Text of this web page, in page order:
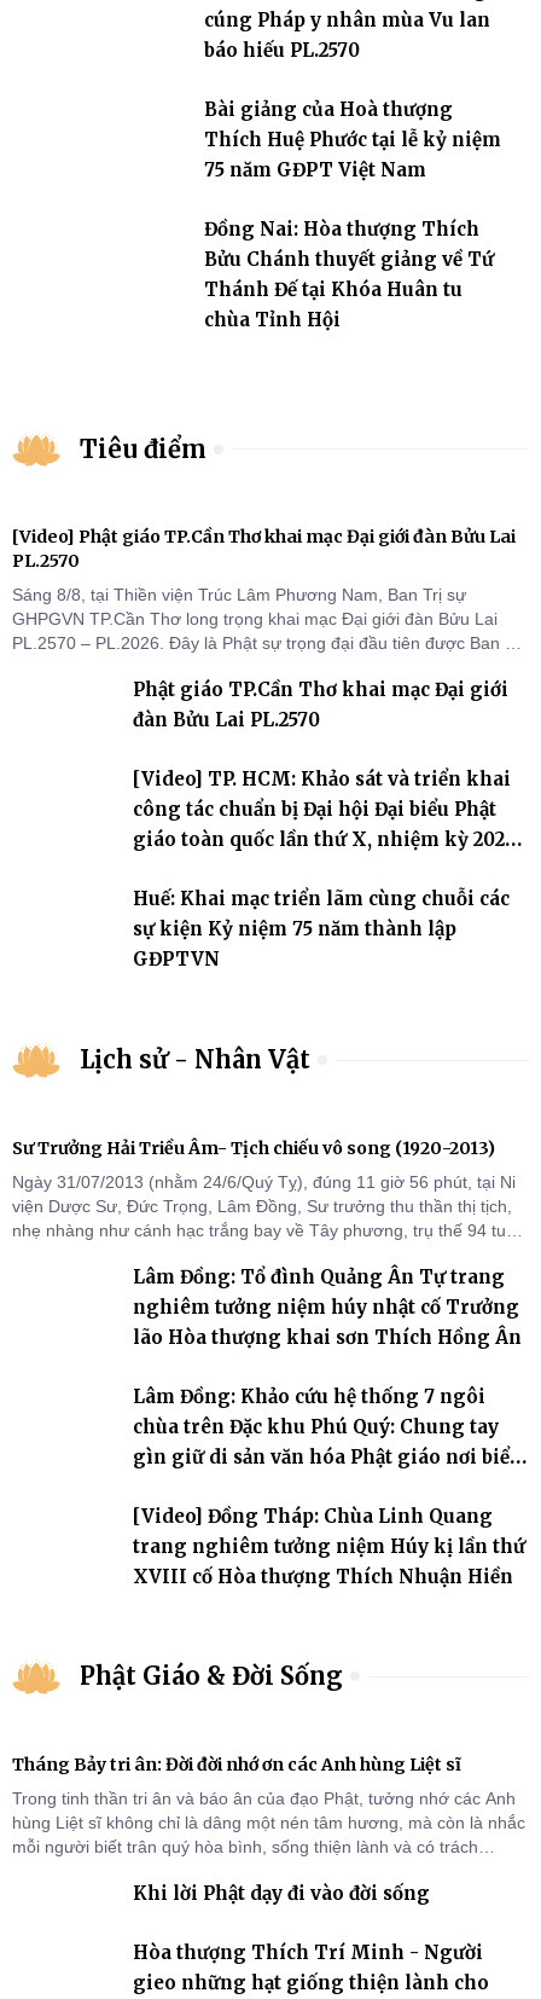
cúng Pháp y nhân mùa Vu lan
báo hiếu PL.2570
Bài giảng của Hoà thượng
Thích Huệ Phước tại lễ kỷ niệm
75 năm GĐPT Việt Nam
Đồng Nai: Hòa thượng Thích
Bửu Chánh thuyết giảng về Tứ
Thánh Đế tại Khóa Huân tu
chùa Tỉnh Hội
Tiêu điểm
[Video] Phật giáo TP.Cần Thơ khai mạc Đại giới đàn Bửu Lai
PL.2570
Sáng 8/8, tại Thiền viện Trúc Lâm Phương Nam, Ban Trị sự
GHPGVN TP.Cần Thơ long trọng khai mạc Đại giới đàn Bửu Lai
PL.2570 – PL.2026. Đây là Phật sự trọng đại đầu tiên được Ban Trị
thứ I, thể hiện sự quan tâm đối với công tác truyền giới, đào tạo
Tăng tài và tiếp nối mạng mạch Tăng-g
Phật giáo TP.Cần Thơ khai mạc Đại giới
đàn Bửu Lai PL.2570
[Video] TP. HCM: Khảo sát và triển khai
công tác chuẩn bị Đại hội Đại biểu Phật
giáo toàn quốc lần thứ X, nhiệm kỳ 2026-
Huế: Khai mạc triển lãm cùng chuỗi các
sự kiện Kỷ niệm 75 năm thành lập
GĐPTVN
Lịch sử - Nhân Vật
Sư Trưởng Hải Triều Âm- Tịch chiếu vô song (1920-2013)
Ngày 31/07/2013 (nhằm 24/6/Quý Tỵ), đúng 11 giờ 56 phút, tại Ni
viện Dược Sư, Đức Trọng, Lâm Đồng, Sư trưởng thu thần thị tịch,
nhẹ nhàng như cánh hạc trắng bay về Tây phương, trụ thế 94 tuổi
Lâm Đồng: Tổ đình Quảng Ân Tự trang
nghiêm tưởng niệm húy nhật cố Trưởng
lão Hòa thượng khai sơn Thích Hồng Ân
Lâm Đồng: Khảo cứu hệ thống 7 ngôi
chùa trên Đặc khu Phú Quý: Chung tay
gìn giữ di sản văn hóa Phật giáo nơi biển
[Video] Đồng Tháp: Chùa Linh Quang
trang nghiêm tưởng niệm Húy kị lần thứ
XVIII cố Hòa thượng Thích Nhuận Hiền
Phật Giáo & Đời Sống
Tháng Bảy tri ân: Đời đời nhớ ơn các Anh hùng Liệt sĩ
Trong tinh thần tri ân và báo ân của đạo Phật, tưởng nhớ các Anh
hùng Liệt sĩ không chỉ là dâng một nén tâm hương, mà còn là nhắc
mỗi người biết trân quý hòa bình, sống thiện lành và có trách
Khi lời Phật dạy đi vào đời sống
Hòa thượng Thích Trí Minh - Người
gieo những hạt giống thiện lành cho